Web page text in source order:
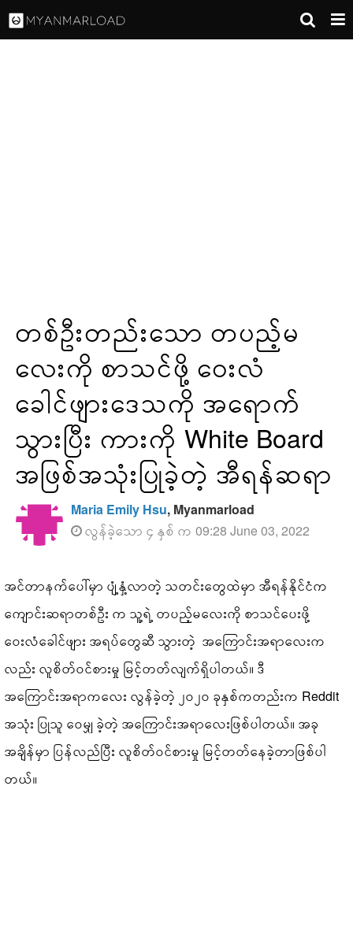
တစ်ဦးတည်းသော တပည့်မ
လေးကို စာသင်ဖို့ ဝေးလံ
ခေါင်ဖျားဒေသကို အရောက်
သွားပြီး ကားကို White Board
အဖြစ်အသုံးပြုခဲ့တဲ့ အီရန်ဆရာ
Maria Emily Hsu, Myanmarload
လွန်ခဲ့သော ၄ နှစ် က 09:28 June 03, 2022
အင်တာနက်ပေါ်မှာ ပျံ့နှံ့လာတဲ့ သတင်းတွေထဲမှာ အီရန်နိုင်ငံက
ကျောင်းဆရာတစ်ဦး က သူ့ရဲ့ တပည့်မလေးကို စာသင်ပေးဖို့
ဝေးလံခေါင်ဖျား အရပ်တွေဆီ သွားတဲ့ အကြောင်းအရာလေးက
လည်း လူစိတ်ဝင်စားမှု မြင့်တတ်လျက်ရှိပါတယ်။ ဒီ
အကြောင်းအရာကလေး လွန်ခဲ့တဲ့ ၂၀၂၀ ခုနှစ်ကတည်းက Reddit
အသုံး ပြုသူ ဝေမျှ ခဲ့တဲ့ အကြောင်းအရာလေးဖြစ်ပါတယ်။ အခု
အချိန်မှာ ပြန်လည်ပြီး လူစိတ်ဝင်စားမှု မြင့်တတ်နေခဲ့တာဖြစ်ပါ
တယ်။